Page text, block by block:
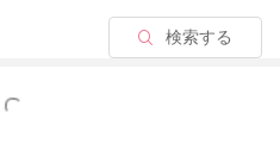
検索する
見る